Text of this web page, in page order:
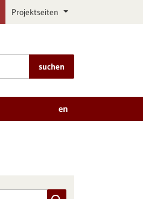
Projektseiten
suchen
en